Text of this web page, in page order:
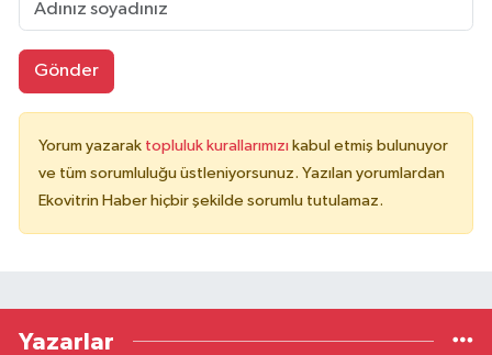
Gönder
Yorum yazarak topluluk kurallarımızı kabul etmiş bulunuyor
ve tüm sorumluluğu üstleniyorsunuz. Yazılan yorumlardan
Ekovitrin Haber hiçbir şekilde sorumlu tutulamaz.
Yazarlar